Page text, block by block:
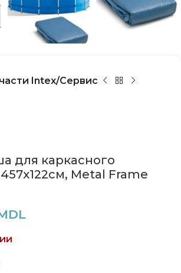
Intex/Сервис
для каркасного
Metal Frame